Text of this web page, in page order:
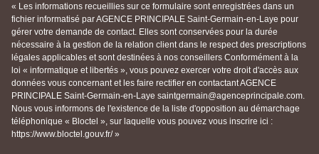
« Les informations recueillies sur ce formulaire sont enregistrées dans un
fichier informatisé par AGENCE PRINCIPALE Saint-Germain-en-Laye pour
gérer votre demande de contact. Elles sont conservées pour la durée
nécessaire à la gestion de la relation client dans le respect des prescriptions
légales applicables et sont destinées à nos conseillers Conformément à la
loi « informatique et libertés », vous pouvez exercer votre droit d'accès aux
données vous concernant et les faire rectifier en contactant AGENCE
PRINCIPALE Saint-Germain-en-Laye saintgermain@agenceprincipale.com.
Nous vous informons de l'existence de la liste d'opposition au démarchage
téléphonique « Bloctel », sur laquelle vous pouvez vous inscrire ici :
https://www.bloctel.gouv.fr/ »